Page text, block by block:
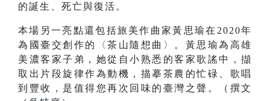
的誕生、死亡與復活。
本場另一亮點還包括旅美作曲家黃思瑜在2020年
為國臺交創作的〈茶山隨想曲〉。黃思瑜為高雄
美濃客家子弟，她從自小熟悉的客家歌謠中，擷
取出片段旋律作為動機，描摹茶農的忙碌、歌唱
到豐收，是值得您再次回味的臺灣之聲。（撰文